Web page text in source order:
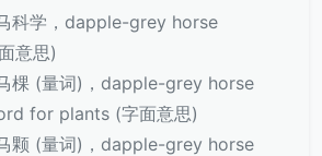
科学，dapple-grey horse
意思)
棵 (量词)，dapple-grey horse
for plants (字面意思)
颗 (量词)，dapple-grey horse